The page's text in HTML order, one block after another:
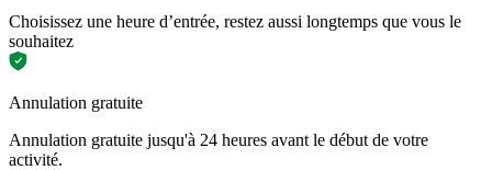
Choisissez une heure d’entrée, restez aussi longtemps que vous le
souhaitez
Annulation gratuite
Annulation gratuite jusqu'à 24 heures avant le début de votre
activité.